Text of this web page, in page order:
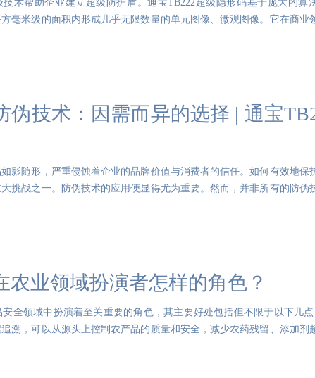
术帮助企业建立超级防护盾。通宝TB222超级隐形码基于庞大的算
毫米级的面积内形成几乎无限数量的单元图像、微观图像。它在商业
伪技术：因需而异的选择 | 通宝
影随形，严重侵蚀着企业的品牌价值与消费者的信任。如何有效地保
挑战之一。防伪技术的应用便显得尤为重要。然而，并非所有的防伪
农业领域扮演者怎样的角色？
全领域中扮演着至关重要的角色，其主要好处包括但不限于以下几点
溯，可以从源头上控制农产品的质量和安全，减少农药残留、添加剂